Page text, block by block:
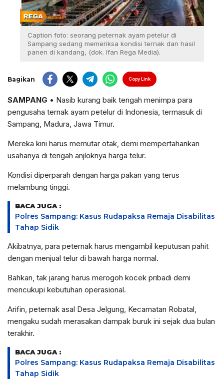
Caption foto: seorang peternak ayam petelur di
Sampang sedang memeriksa kondisi ternak dan hasil
panen di kandang, (dok. Ifan Rega Media).
Bagikan Copy Link
SAMPANG • Nasib kurang baik tengah menimpa para
pengusaha ternak ayam petelur di Indonesia, termasuk di
Sampang, Madura, Jawa Timur.
Mereka kini harus memutar otak, demi mempertahankan
usahanya di tengah anjloknya harga telur.
​Kondisi diperparah dengan harga pakan yang terus
melambung tinggi.
BACA JUGA :
Polres Sampang: Kasus Rudapaksa Remaja Disabilitas
Tahap Sidik
Akibatnya, para peternak harus mengambil keputusan pahit
dengan menjual telur di bawah harga normal.
Bahkan, tak jarang harus merogoh kocek pribadi demi
mencukupi kebutuhan operasional.
​Arifin, peternak asal Desa Jelgung, Kecamatan Robatal,
mengaku sudah merasakan dampak buruk ini sejak dua bulan
terakhir.
BACA JUGA :
Polres Sampang: Kasus Rudapaksa Remaja Disabilitas
Tahap Sidik